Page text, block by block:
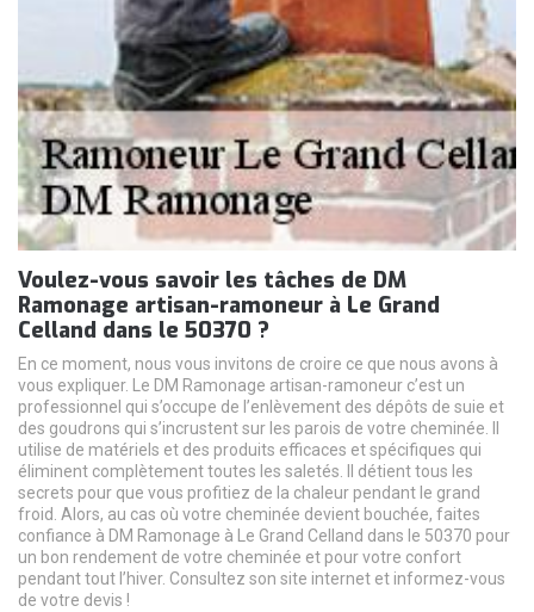
Voulez-vous savoir les tâches de DM
Ramonage artisan-ramoneur à Le Grand
Celland dans le 50370 ?
En ce moment, nous vous invitons de croire ce que nous avons à
vous expliquer. Le DM Ramonage artisan-ramoneur c’est un
professionnel qui s’occupe de l’enlèvement des dépôts de suie et
des goudrons qui s’incrustent sur les parois de votre cheminée. Il
utilise de matériels et des produits efficaces et spécifiques qui
éliminent complètement toutes les saletés. Il détient tous les
secrets pour que vous profitiez de la chaleur pendant le grand
froid. Alors, au cas où votre cheminée devient bouchée, faites
confiance à DM Ramonage à Le Grand Celland dans le 50370 pour
un bon rendement de votre cheminée et pour votre confort
pendant tout l’hiver. Consultez son site internet et informez-vous
de votre devis !